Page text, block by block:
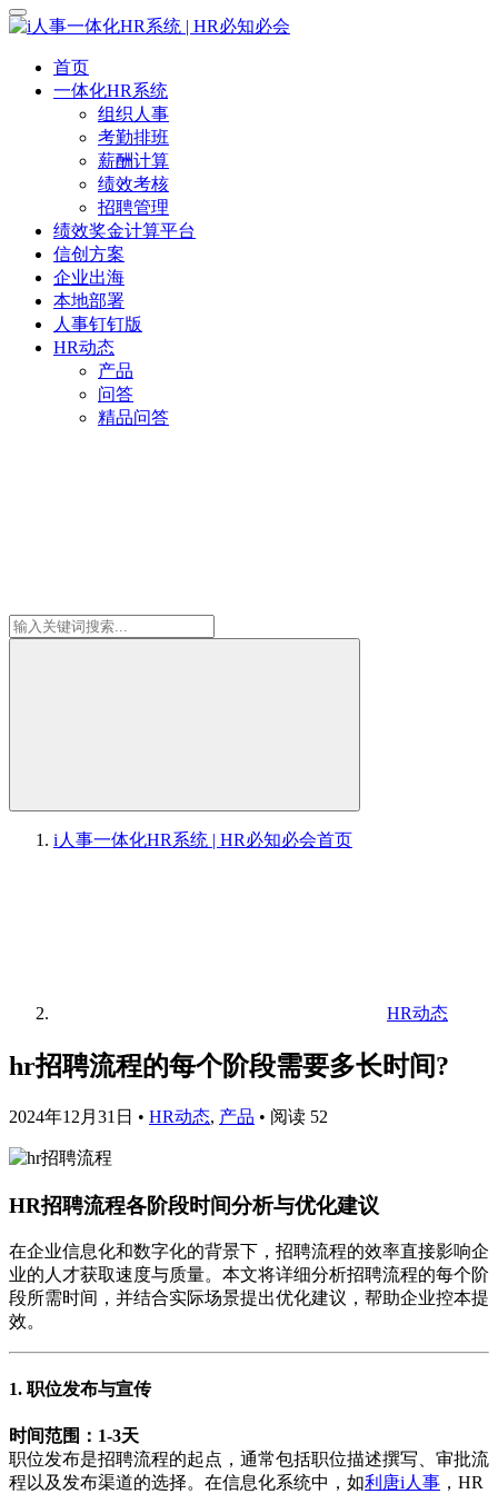
首页
一体化HR系统
组织人事
考勤排班
薪酬计算
绩效考核
招聘管理
绩效奖金计算平台
信创方案
企业出海
本地部署
人事钉钉版
HR动态
产品
问答
精品问答
i人事一体化HR系统 | HR必知必会首页
HR动态
hr招聘流程的每个阶段需要多长时间?
2024年12月31日 • HR动态, 产品 • 阅读 52
HR招聘流程各阶段时间分析与优化建议
在企业信息化和数字化的背景下，招聘流程的效率直接影响企
业的人才获取速度与质量。本文将详细分析招聘流程的每个阶
段所需时间，并结合实际场景提出优化建议，帮助企业控本提
效。
1. 职位发布与宣传
时间范围：1-3天
职位发布是招聘流程的起点，通常包括职位描述撰写、审批流
程以及发布渠道的选择。在信息化系统中，如利唐i人事 ，HR